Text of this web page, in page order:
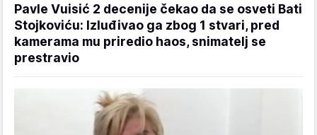
Pavle Vuisić 2 decenije čekao da se osveti Bati
Stojkoviću: Izluđivao ga zbog 1 stvari, pred
kamerama mu priredio haos, snimatelj se
prestravio